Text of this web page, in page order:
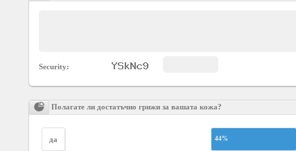
Security:
Полагате ли достатъчно грижи за вашата кожа?
да 44%